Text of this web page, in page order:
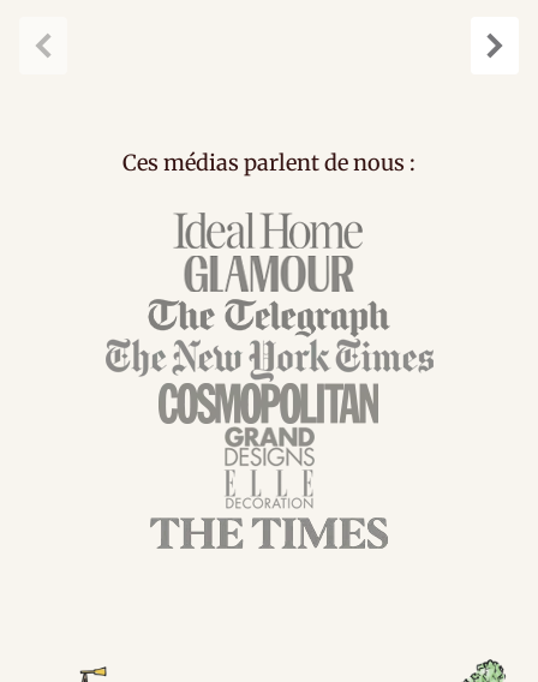
Ces médias parlent de nous :